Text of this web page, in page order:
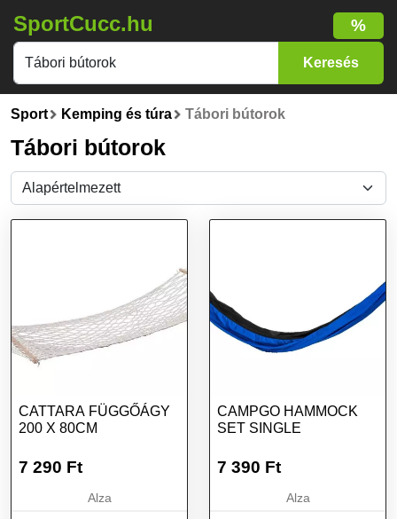
SportCucc.hu %
Sport Kemping és túra Tábori bútorok
Tábori bútorok
CATTARA FÜGGŐÁGY
200 X 80CM
7 290 Ft
Alza
CAMPGO HAMMOCK
SET SINGLE
7 390 Ft
Alza